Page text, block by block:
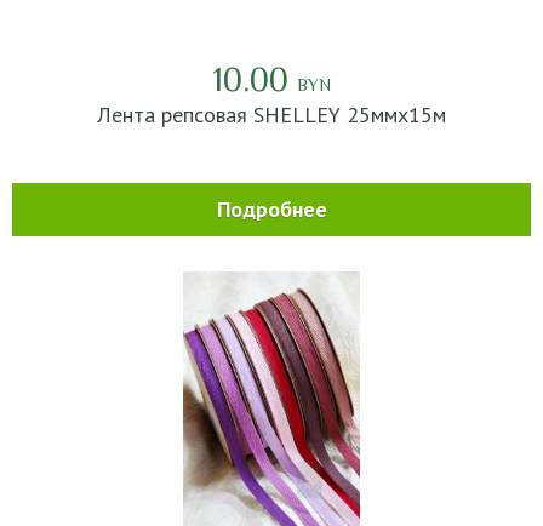
10.00 BYN
Лента репсовая SHELLEY 25ммх15м
Подробнее